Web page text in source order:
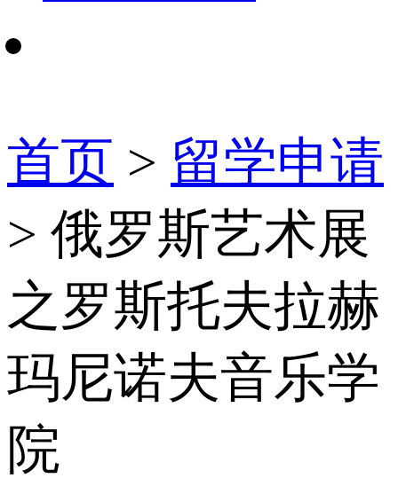
首页 > 留学申请
> 俄罗斯艺术展
之罗斯托夫拉赫
玛尼诺夫音乐学
院